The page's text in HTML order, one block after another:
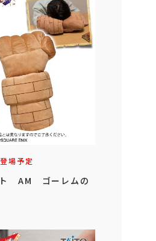
場予定
ト AM ゴーレムの